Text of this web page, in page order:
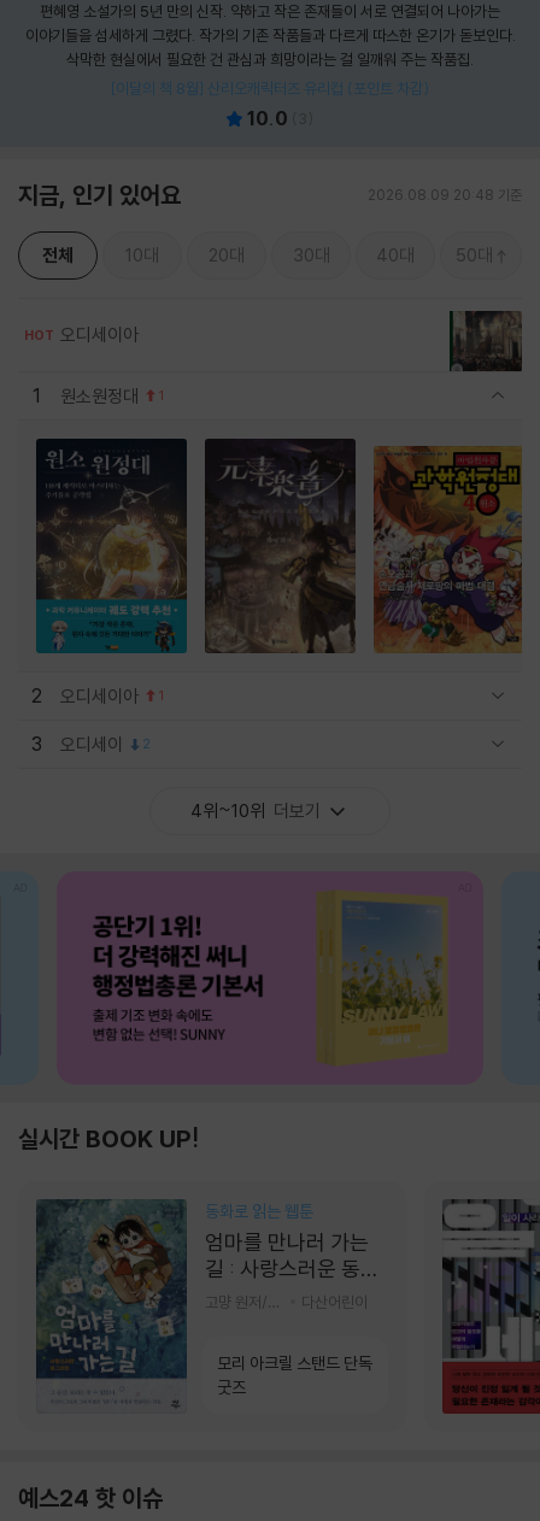
편혜영 소설가의 5년 만의 신작. 약하고 작은 존재들이 서로 연결되어 나아가는
이야기들을 섬세하게 그렸다. 작가의 기존 작품들과 다르게 따스한 온기가 돋보인다.
삭막한 현실에서 필요한 건 관심과 희망이라는 걸 일깨워 주는 작품집.
[이달의 책 8월] 산리오캐릭터즈 유리컵 (포인트 차감)
10.0
지금, 인기 있어요 2026.08.09 20:48 기준
전체 10대 20대 30대 40대 50대
HOT 오디세이아
1 원소원정대 1
2 오디세이아 1
3 오디세이 2
4위~10위 더보기
실시간 BOOK UP!
동화로 읽는 웹툰
엄마를 만나러 가는
길 : 사랑스러운 동그
라미
다산어린이
모리 아크릴 스탠드 단독
굿즈
예스24 핫 이슈